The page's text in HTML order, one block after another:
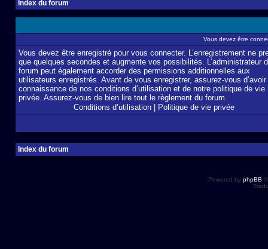
Index du forum
Vous devez être
Vous devez être enregistré pour vous connecter. L’enregistrement ne
que quelques secondes et augmente vos possibilités. L’administrateur
forum peut également accorder des permissions additionnelles aux
utilisateurs enregistrés. Avant de vous enregistrer, assurez-vous
connaissance de nos conditions d’utilisation et de notre politique de vie
privée. Assurez-vous de bien lire tout le règlement du forum.
Conditions d’utilisation
Politique de vie privée
Index du forum
Powered by phpBB